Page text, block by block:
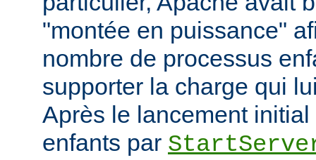
"montée en puissance"
nombre de processus
supporter la charge qui
Après le lancement
enfants par